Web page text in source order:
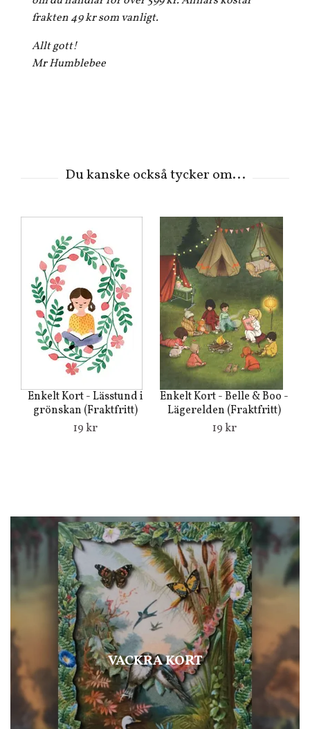
VACKRA KORT
frakten 49 kr som vanligt.
Allt gott!
Mr Humblebee
Enkelt Kort - Lässtund i
grönskan (Fraktfritt)
19 kr
Enkelt Kort - Belle & Boo -
Lägerelden (Fraktfritt)
19 kr